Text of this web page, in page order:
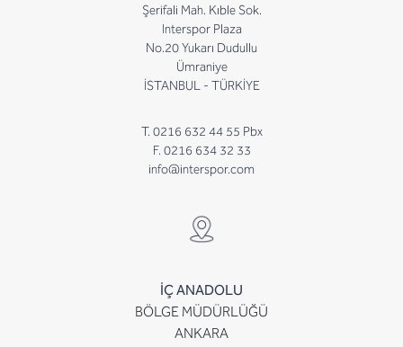
Şerifali Mah. Kıble Sok.
Interspor Plaza
No.20 Yukarı Dudullu
Ümraniye
İSTANBUL - TÜRKİYE
T. 0216 632 44 55 Pbx
F. 0216 634 32 33
info@interspor.com
İÇ ANADOLU
BÖLGE MÜDÜRLÜĞÜ
ANKARA